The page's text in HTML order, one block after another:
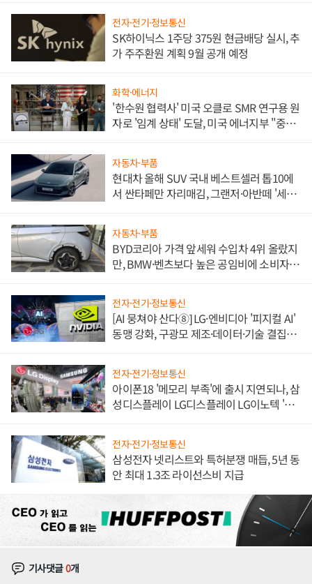
전자·전기·정보통신
SK하이닉스 1주당 375원 현금배당 실시, 추
가 주주환원 계획 9월 공개 예정
화학·에너지
'한수원 협력사' 미국 오클로 SMR 연구용 원
자로 '임계 상태' 도달, 미국 에너지부 "중요
자동차·부품
현대차 올해 SUV 국내 베스트셀러 톱10에
서 싼타페만 자리매김, 그랜저·아반떼 '세단
자동차·부품
BYD코리아 가격 앞세워 수입차 4위 올랐지
만, BMW·벤츠보다 높은 공임비에 소비자
전자·전기·정보통신
[AI 뭉쳐야 산다⑧] LG·엔비디아 '피지컬 AI'
동맹 강화, 구광모 제조·데이터·기술 결집
전자·전기·정보통신
아이폰18 '메모리 부족'에 출시 지연되나, 삼
성디스플레이 LG디스플레이 LG이노텍 '탈
전자·전기·정보통신
삼성전자 넷리스트와 특허분쟁 매듭, 5년 동
안 최대 1.3조 라이선스비 지급
기사댓글0개